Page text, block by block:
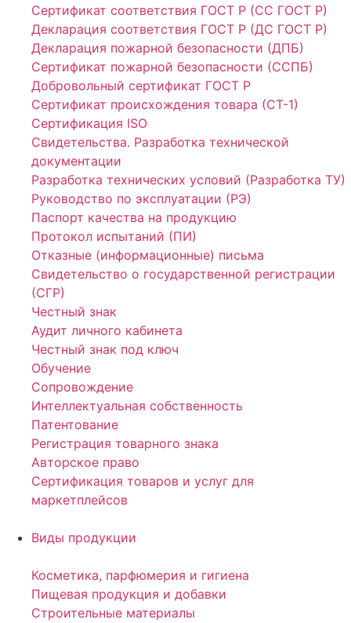
Сертификат соответствия ГОСТ Р (СС ГОСТ Р)
Декларация соответствия ГОСТ Р (ДС ГОСТ Р)
Декларация пожарной безопасности (ДПБ)
Сертификат пожарной безопасности (ССПБ)
Добровольный сертификат ГОСТ Р
Сертификат происхождения товара (СТ-1)
Сертификация ISO
Свидетельства. Разработка технической
документации
Разработка технических условий (Разработка ТУ)
Руководство по эксплуатации (РЭ)
Паспорт качества на продукцию
Протокол испытаний (ПИ)
Отказные (информационные) письма
Свидетельство о государственной регистрации
(СГР)
Честный знак
Аудит личного кабинета
Честный знак под ключ
Обучение
Сопровождение
Интеллектуальная собственность
Патентование
Регистрация товарного знака
Авторское право
Сертификация товаров и услуг для
маркетплейсов
Виды продукции
Косметика, парфюмерия и гигиена
Пищевая продукция и добавки
Строительные материалы